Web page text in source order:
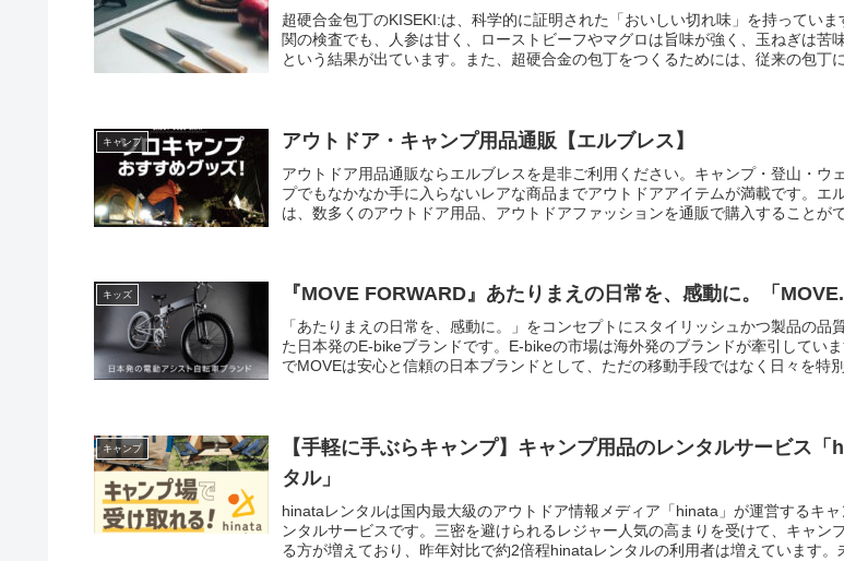
超硬合金包丁のKISEKI:は、科学的に証明された「おいしい切れ味」を持っていま
関の検査でも、人参は甘く、ローストビーフやマグロは旨味が強く、玉ねぎは苦
という結果が出ています。また、超硬合金の包丁をつくるためには、従来の包丁
味を取り戻します。さらに新品同様に研ぎ直す「里帰り」をご利用いただければ
キャンプ アウトドア・キャンプ用品通販【エルブレス】
アウトドア用品通販ならエルブレスを是非ご利用ください。キャンプ・登山・ウ
プでもなかなか手に入らないレアな商品までアウトドアアイテムが満載です。エ
は、数多くのアウトドア用品、アウトドアファッションを通販で購入することが
や商品を取り扱っており、トレンドに合わせた様々な特集を組むことで商品のラ
プとなっています。
キッズ 『MOVE FORWARD』あたりまえの日常を、感動に。「
「あたりまえの日常を、感動に。」をコンセプトにスタイリッシュかつ製品の品
た日本発のE-bikeブランドです。E-bikeの市場は海外発のブランドが牽引してい
でMOVEは安心と信頼の日本ブランドとして、ただの移動手段ではなく日々を特
キャンプ
【手軽に手ぶらキャンプ】キャンプ用品のレンタルサービス「
タル」
hinataレンタルは国内最大級のアウトドア情報メディア「hinata」が運営するキ
ンタルサービスです。三密を避けられるレジャー人気の高まりを受けて、キャン
る方が増えており、昨年対比で約2倍程hinataレンタルの利用者は増えています。